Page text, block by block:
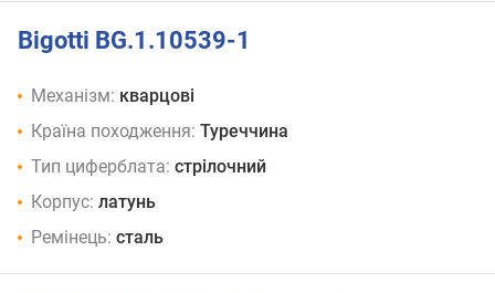
Bigotti BG.1.10539-1
Механізм: кварцові
Країна походження: Туреччина
Тип циферблата: стрілочний
Корпус: латунь
Ремінець: сталь